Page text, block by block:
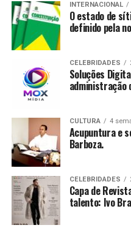
INTERNACIONAL
O estado de
definido pela
CELEBRIDADES
Soluções
administração
CULTURA 4
Acupuntura e
Barboza.
CELEBRIDADES
Capa de
talento: Ivo